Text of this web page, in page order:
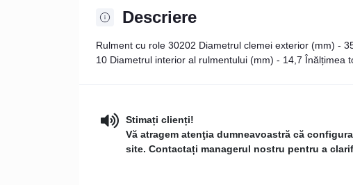
Descriere
Rulment cu role 30202 Diametrul clemei exterior (mm) -
10 Diametrul interior al rulmentului (mm) - 14,7 Înălțimea
Stimați clienți!
Vă atragem atenţia dumneavoastră că
site. Contactați managerul nostru pentru a